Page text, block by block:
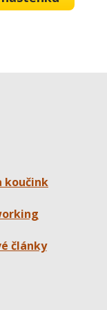
koučink
články